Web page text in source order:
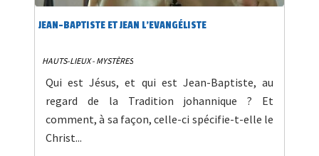
JEAN-BAPTISTE ET JEAN L'EVANGÉLISTE
HAUTS-LIEUX - MYSTÈRES
Qui est Jésus, et qui est Jean-Baptiste, au
regard de la Tradition johannique ? Et
comment, à sa façon, celle-ci spécifie-t-elle le
Christ...